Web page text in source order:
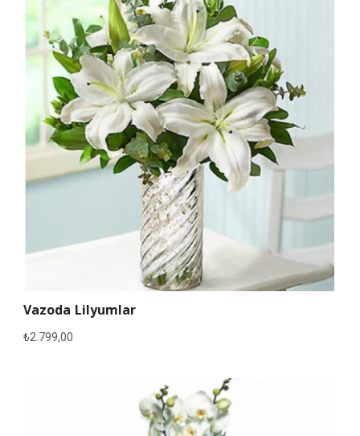
Vazoda Lilyumlar
₺2.799,00